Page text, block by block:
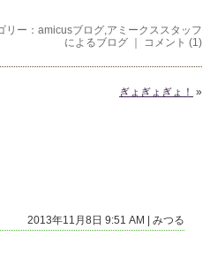
リー：amicusブログ,アミークススタッフ
によるブログ
コメント (1)
ぎょぎょぎょ！ »
2013年11月8日 9:51 AM | みつる